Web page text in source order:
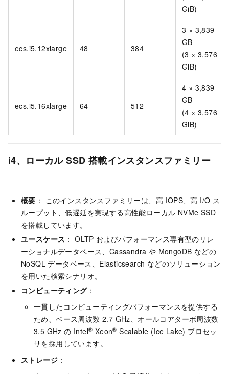
GiB)
ecs.i5.12xlarge 48 384
3 × 3,839
GB
(3 × 3,576
GiB)
ecs.i5.16xlarge 64 512
4 × 3,839
GB
(4 × 3,576
GiB)
i4、ローカル SSD 搭載インスタンスファミリー
概要 ： このインスタンスファミリーは、高 IOPS、高 I/O ス
ループット、低遅延を実現する高性能ローカル NVMe SSD
を搭載しています。
ユースケース ： OLTP およびパフォーマンス専有型のリレ
ーショナルデータベース、Cassandra や MongoDB などの
NoSQL データベース、Elasticsearch などのソリューション
を用いた検索シナリオ。
コンピューティング：
一貫したコンピューティングパフォーマンスを提供する
ため、ベース周波数 2.7 GHz、オールコアターボ周波数
3.5 GHz の Intel® Xeon® Scalable (Ice Lake) プロセッ
サを採用しています。
ストレージ ：